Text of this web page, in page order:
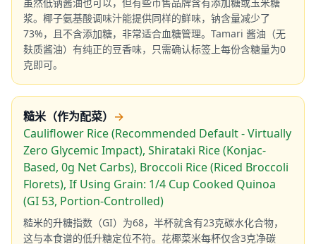
浆。椰子氨基酸调味汁能提供同样的鲜味，钠含量减少了
73%，且不含添加糖，非常适合血糖管理。Tamari 酱油（无
麸质酱油）有纯正的豆香味，只需确认标签上每份含糖量为0
克即可。
糙米（作为配菜） →
Cauliflower Rice (Recommended Default - Virtually
Zero Glycemic Impact), Shirataki Rice (Konjac-
Based, 0g Net Carbs), Broccoli Rice (Riced Broccoli
Florets), If Using Grain: 1/4 Cup Cooked Quinoa
(GI 53, Portion-Controlled)
糙米的升糖指数（GI）为68，半杯就含有23克碳水化合物，
这与本食谱的低升糖定位不符。花椰菜米每杯仅含3克净碳